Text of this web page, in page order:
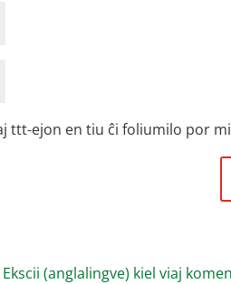
ttt-ejon en tiu ĉi foliumilo por
Ekscii (anglalingve) kiel viaj